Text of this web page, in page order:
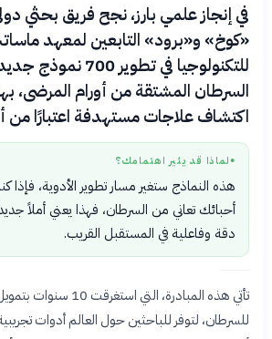
في إنجاز علمي بارز، نجح فريق بحثي
«كوخ» و«برود» التابعين لمعهد
للتكنولوجيا في تطوير
السرطان المشتقة من أورام المرضى،
اكتشاف علاجات مستهدفة اعتبارًا من
● لماذا قد يثير اهتمامك؟
هذه النماذج ستغير مسار تطوير الأدوية، فإذا
أحبائك تعاني من السرطان، فهذا يعني أملاً
دقة وفاعلية في المستقبل القريب.
تأتي هذه المبادرة، التي
للسرطان، لتوفر للباحثين حول العالم أدوات